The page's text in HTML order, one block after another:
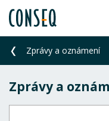
Zprávy a oznámení
Zprávy a